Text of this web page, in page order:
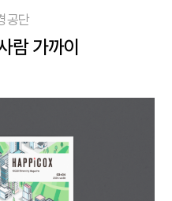
공단
람 가까이